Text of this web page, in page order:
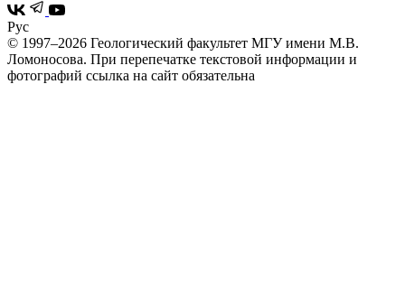
Рус
© 1997–2026 Геологический факультет МГУ имени М.В.
Ломоносова. При перепечатке текстовой информации и
фотографий ссылка на сайт обязательна